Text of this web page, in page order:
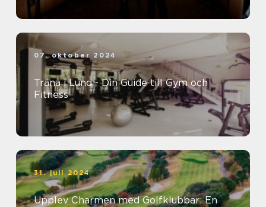
07. oktober 2024
Träna i Lund - Din Guide till Gym och
Fitness
31. juli 2024
Upplev Charmen med Golfklubbar: En